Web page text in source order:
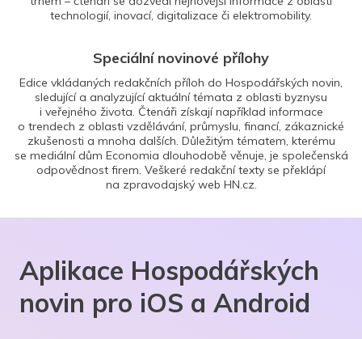
technologií, inovací, digitalizace či elektromobility.
Speciální novinové přílohy
Edice vkládaných redakčních příloh do Hospodářských novin,
sledující a analyzující aktuální témata z oblasti byznysu
i veřejného života. Čtenáři získají například informace
o trendech z oblasti vzdělávání, průmyslu, financí, zákaznické
zkušenosti a mnoha dalších. Důležitým tématem, kterému
se mediální dům Economia dlouhodobě věnuje, je společenská
odpovědnost firem. Veškeré redakční texty se překlápí
na zpravodajský web HN.cz.
Aplikace Hospodářských
novin pro iOS a Android